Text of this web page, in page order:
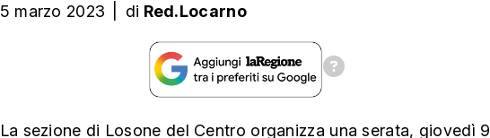
5 marzo 2023 di Red.Locarno
La sezione di Losone del Centro organizza una serata, giovedì 9